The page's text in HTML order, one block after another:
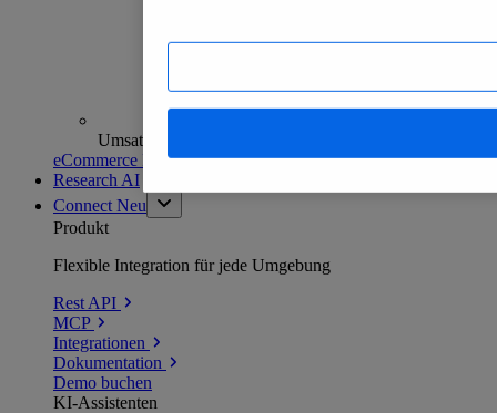
Umsatzanalysen und -prognosen
eCommerce Insights entdecken
Research AI
Connect Neu
Produkt
Flexible Integration für jede Umgebung
Rest API
MCP
Integrationen
Dokumentation
Demo buchen
KI-Assistenten